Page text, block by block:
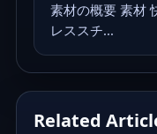
素材の概要 素材
レススチ...
Related